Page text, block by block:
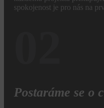
spokojenost je pro nás na
Postaráme se o